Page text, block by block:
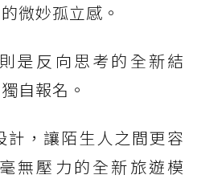
微妙孤立感。
是反向思考的全新結
自報名。
，讓陌生人之間更容
無壓力的全新旅遊模